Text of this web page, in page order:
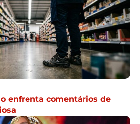
enfrenta comentários de